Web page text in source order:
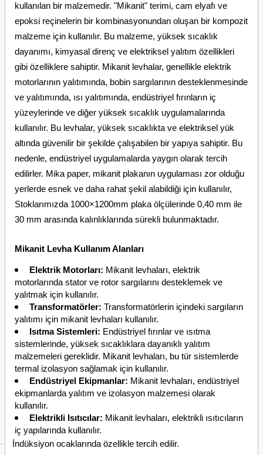
kullanılan bir malzemedir. "Mikanit" terimi, cam elyafı ve
epoksi reçinelerin bir kombinasyonundan oluşan bir kompozit
malzeme için kullanılır. Bu malzeme, yüksek sıcaklık
dayanımı, kimyasal direnç ve elektriksel yalıtım özellikleri
gibi özelliklere sahiptir. Mikanit levhalar, genellikle elektrik
motorlarının yalıtımında, bobin sargılarının desteklenmesinde
ve yalıtımında, ısı yalıtımında, endüstriyel fırınların iç
yüzeylerinde ve diğer yüksek sıcaklık uygulamalarında
kullanılır. Bu levhalar, yüksek sıcaklıkta ve elektriksel yük
altında güvenilir bir şekilde çalışabilen bir yapıya sahiptir. Bu
nedenle, endüstriyel uygulamalarda yaygın olarak tercih
edilirler. Mika paper, mikanit plakanın uygulaması zor olduğu
yerlerde esnek ve daha rahat şekil alabildiği için kullanılır,
Stoklarımızda 1000×1200mm plaka ölçülerinde 0,40 mm ile
30 mm arasında kalınlıklarında sürekli bulunmaktadır.
Mikanit Levha Kullanım Alanları
Elektrik Motorları: Mikanit levhaları, elektrik
motorlarında stator ve rotor sargılarını desteklemek ve
yalıtmak için kullanılır.
Transformatörler: Transformatörlerin içindeki sargıların
yalıtımı için mikanit levhaları kullanılır.
Isıtma Sistemleri: Endüstriyel fırınlar ve ısıtma
sistemlerinde, yüksek sıcaklıklara dayanıklı yalıtım
malzemeleri gereklidir. Mikanit levhaları, bu tür sistemlerde
termal izolasyon sağlamak için kullanılır.
Endüstriyel Ekipmanlar: Mikanit levhaları, endüstriyel
ekipmanlarda yalıtım ve izolasyon malzemesi olarak
kullanılır.
Elektrikli Isıtıcılar: Mikanit levhaları, elektrikli ısıtıcıların
iç yapılarında kullanılır.
· İndüksiyon ocaklarında özellikle tercih edilir.